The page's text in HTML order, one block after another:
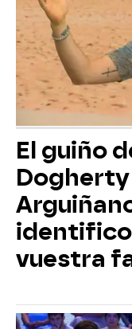
El guiño
Dogherty
identifico
vuestra